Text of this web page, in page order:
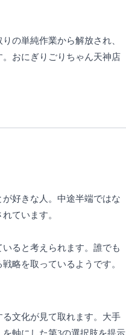
の単純作業から解放され、
おにぎりごりちゃん天神店
好きな人。中途半端ではな
ています。
ると考えられます。誰でも
略を取っているようです。
文化が見て取れます。大手